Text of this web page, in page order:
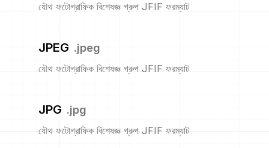
যৌথ ফটোগ্রাফিক বিশেষজ্ঞ গ্রুপ JFIF ফরম্যাট
JPEG .jpeg
যৌথ ফটোগ্রাফিক বিশেষজ্ঞ গ্রুপ JFIF ফরম্যাট
JPG .jpg
যৌথ ফটোগ্রাফিক বিশেষজ্ঞ গ্রুপ JFIF ফরম্যাট